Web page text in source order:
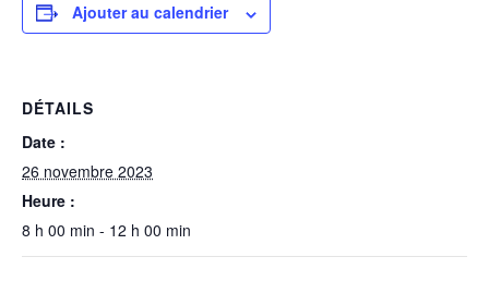
Ajouter au calendrier
DÉTAILS
Date :
26 novembre 2023
Heure :
8 h 00 min - 12 h 00 min